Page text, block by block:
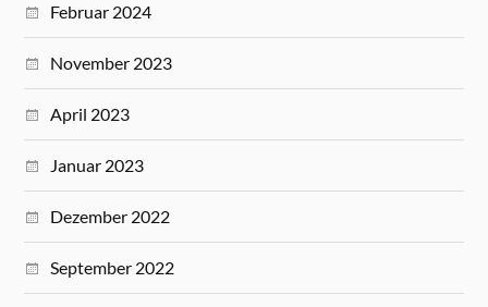
Februar 2024
November 2023
April 2023
Januar 2023
Dezember 2022
September 2022